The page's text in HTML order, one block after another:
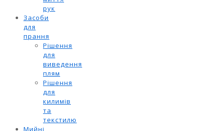
рук
Засоби
для
прання
Рішення
для
виведення
плям
Рішення
для
килимів
та
текстилю
Мийні